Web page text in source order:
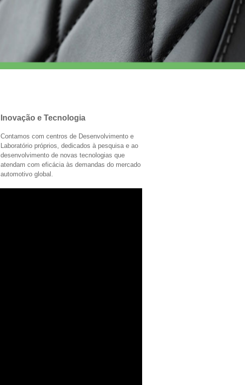
Inovação e Tecnologia
Contamos com centros de Desenvolvimento e
Laboratório próprios, dedicados à pesquisa e ao
desenvolvimento de novas tecnologias que
atendam com eficácia às demandas do mercado
automotivo global.